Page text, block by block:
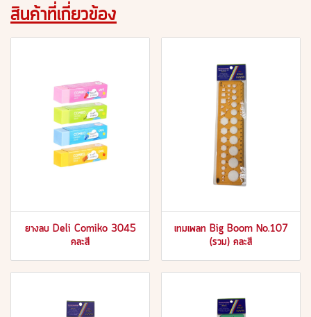
สินค้าที่เกี่ยวข้อง
ยางลบ Deli Comiko 3045
คละสี
เทมเพลท Big Boom No.107
(รวม) คละสี